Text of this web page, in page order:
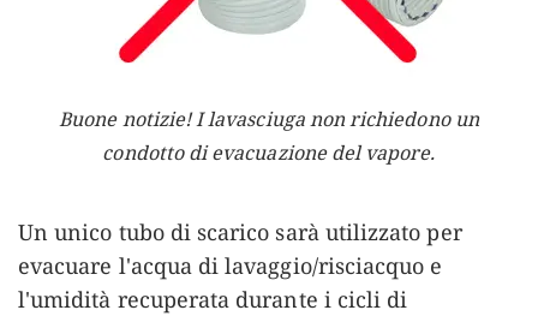
Buone notizie! I lavasciuga non richiedono un
condotto di evacuazione del vapore.
Un unico tubo di scarico sarà utilizzato per
evacuare l'acqua di lavaggio/risciacquo e
l'umidità recuperata durante i cicli di